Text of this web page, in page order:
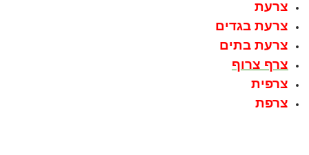
צרעת
צרעת בגדים
צרעת בתים
צרף צרוף
צרפית
צרפת